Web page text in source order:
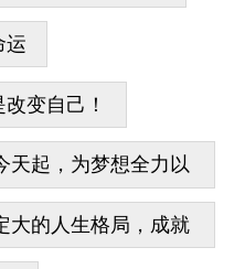
运
变自己！
天起，为梦想全力以
大的人生格局，成就